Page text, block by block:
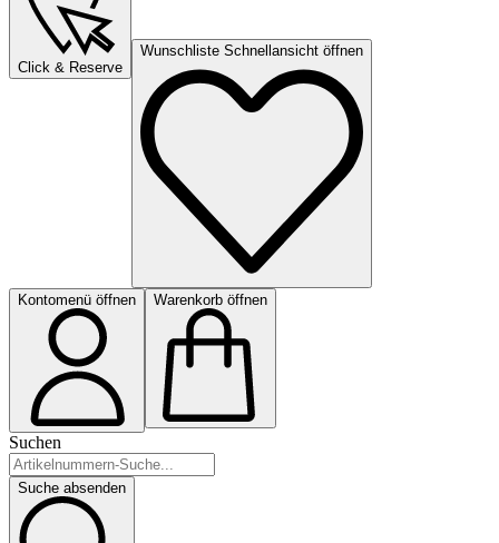
Click & Reserve
Wunschliste Schnellansicht öffnen
Kontomenü öffnen Warenkorb öffnen
Suchen
Suche absenden